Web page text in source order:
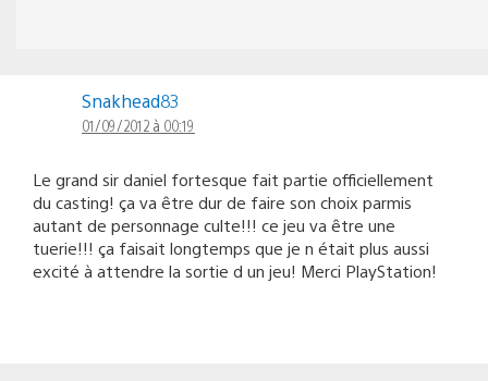
Snakhead83
01/09/2012 à 00:19
Le grand sir daniel fortesque fait partie officiellement
du casting! ça va être dur de faire son choix parmis
autant de personnage culte!!! ce jeu va être une
tuerie!!! ça faisait longtemps que je n était plus aussi
excité à attendre la sortie d un jeu! Merci PlayStation!